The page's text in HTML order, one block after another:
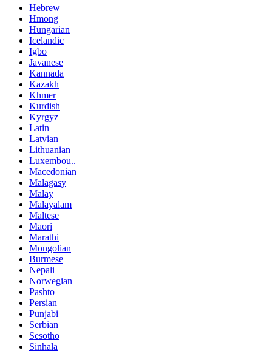
Hebrew
Hmong
Hungarian
Icelandic
Igbo
Javanese
Kannada
Kazakh
Khmer
Kurdish
Kyrgyz
Latin
Latvian
Lithuanian
Luxembou..
Macedonian
Malagasy
Malay
Malayalam
Maltese
Maori
Marathi
Mongolian
Burmese
Nepali
Norwegian
Pashto
Persian
Punjabi
Serbian
Sesotho
Sinhala